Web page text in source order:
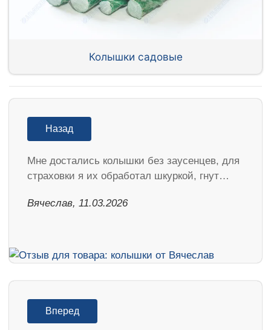
Колышки садовые
Назад
Мне достались колышки без заусенцев, для
страховки я их обработал шкуркой, гнут…
Вячеслав, 11.03.2026
Вперед